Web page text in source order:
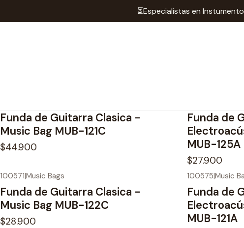
⏳Especialistas en
Instrumentos de Cuerda
Funda de Guitarra Clasica -
Music Bag MUB-121C
$44.900
Funda de
MUB-125A
$27.900
100571|Music Bags
Funda de Guitarra Clasica -
Music Bag MUB-122C
$28.900
100575|Music
Funda de
MUB-121A